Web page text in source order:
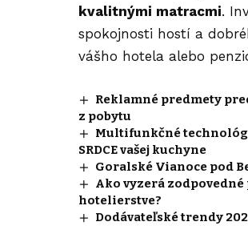
kvalitnými matracmi.
spokojnosti hostí a
vášho hotela alebo
Reklamné predmety
z pobytu
Multifunkčné
SRDCE vašej kuchyne
Goralské Vianoce pod
Ako vyzerá
hotelierstve?
Dodávateľské trendy